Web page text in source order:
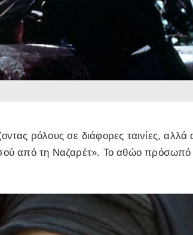
ρόλους σε διάφορες ταινίες, αλλά
από τη Ναζαρέτ». Το αθώο πρόσωπό